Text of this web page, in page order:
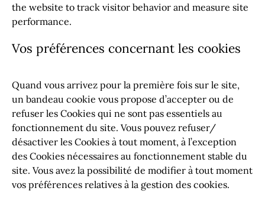
the website to track visitor behavior and measure site
performance.
Vos préférences concernant les cookies
Quand vous arrivez pour la première fois sur le site,
un bandeau cookie vous propose d’accepter ou de
refuser les Cookies qui ne sont pas essentiels au
fonctionnement du site. Vous pouvez refuser/
désactiver les Cookies à tout moment, à l’exception
des Cookies nécessaires au fonctionnement stable du
site. Vous avez la possibilité de modifier à tout moment
vos préférences relatives à la gestion des cookies.